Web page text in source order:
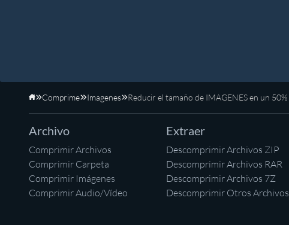
Inicio
Comprime Imagenes Reducir el tamaño de IMAGENES en un 50%
Archivo
Comprimir Archivos
Comprimir Carpeta
Comprimir Imágenes
Comprimir Audio/Vídeo
Extraer
Descomprimir Archivos ZIP
Descomprimir Archivos RAR
Descomprimir Archivos 7Z
Descomprimir Otros Archivos